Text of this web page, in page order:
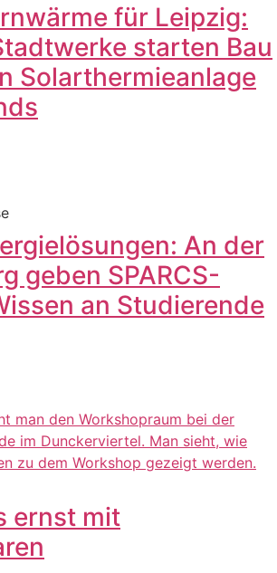
für Leipzig:
starten Bau
Solarthermieanlage
An der
geben SPARCS-
an Studierende
ernst mit